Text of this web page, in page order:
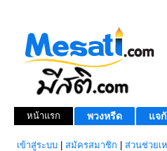
หน้าแรก พวงหรีด แจ
เข้าสู่ระบบ สมัครสมาชิก ส่วนช่วยเ